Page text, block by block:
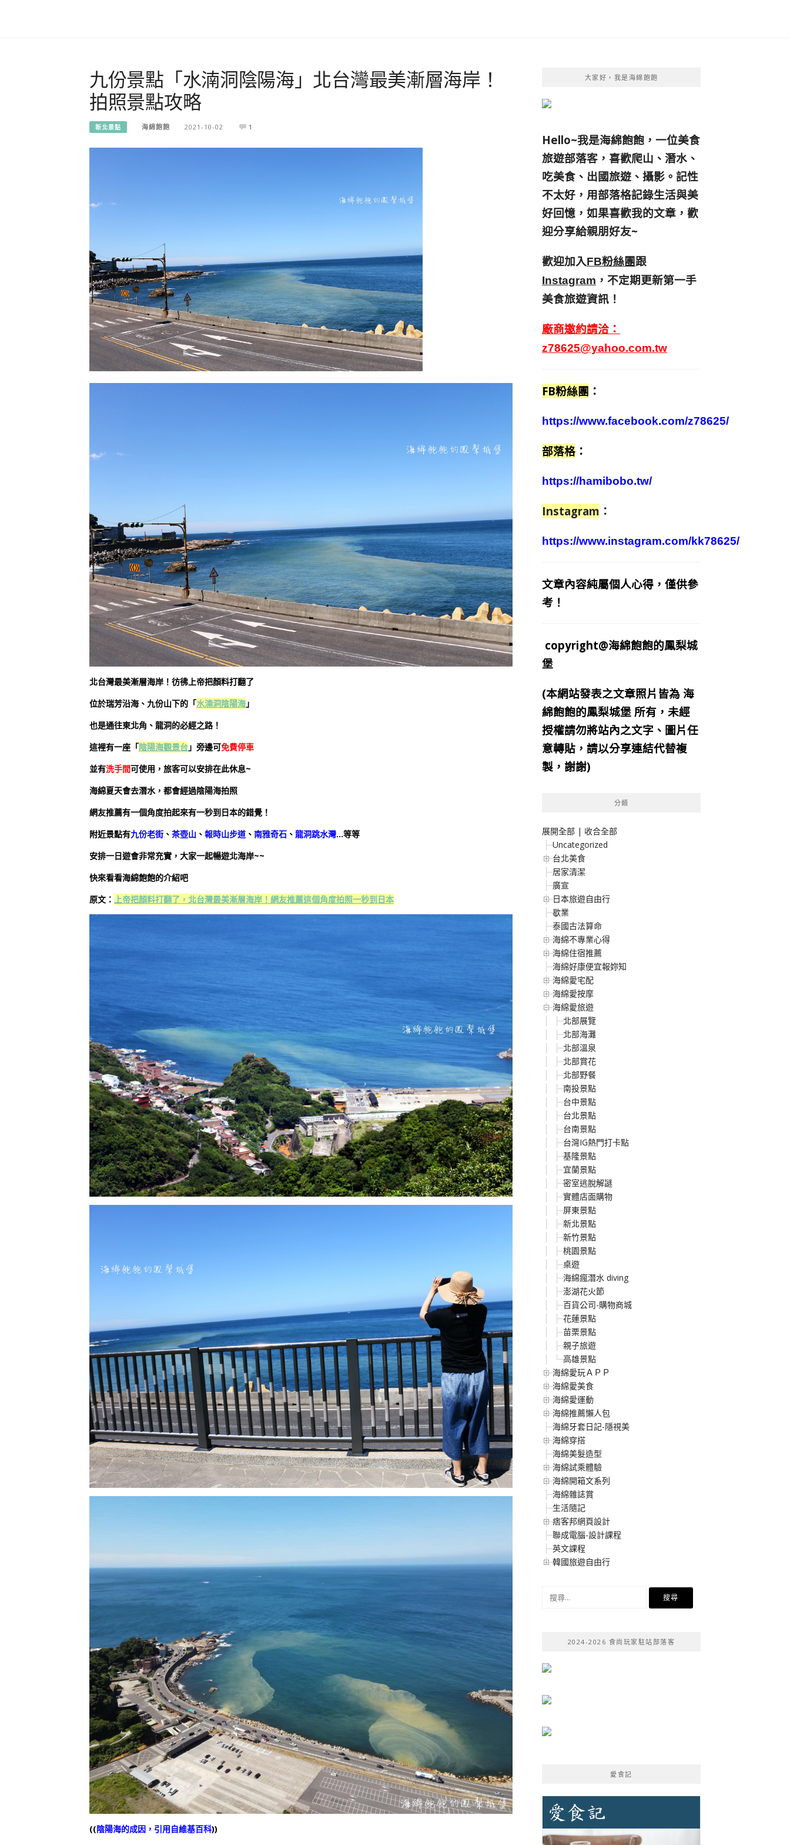
九份景點「水湳洞陰陽海」北台灣最美漸層海岸！
拍照景點攻略
新北景點 海綿飽飽 2021-10-02 1
北台灣最美漸層海岸！彷彿上帝把顏料打翻了
位於瑞芳沿海、九份山下的「水湳洞陰陽海」
也是通往東北角、龍洞的必經之路！
這裡有一座「陰陽海觀景台」旁邊可免費停車
並有洗手間可使用，旅客可以安排在此休息~
海綿夏天會去潛水，都會經過陰陽海拍照
網友推薦有一個角度拍起來有一秒到日本的錯覺！
附近景點有九份老街 、 茶壺山 、 報時山步道 、 南雅奇石 、 龍洞跳水灣…等等
安排一日遊會非常充實，大家一起暢遊北海岸~~
快來看看海綿飽飽的介紹吧
原文： 上帝把顏料打翻了，北台灣最美漸層海岸！網友推薦這個角度拍照一秒到日本
((陰陽海的成因，引用自維基百科))
大家好，我是海綿飽飽
Hello~我是海綿飽飽，一位美食
旅遊部落客， 喜歡爬山、潛水、
吃美食、出國旅遊、攝影。 記性
不太好，用部落格記錄生活與美
好回憶， 如果喜歡我的文章，歡
迎分享給親朋好友~
歡迎加入FB粉絲團跟
Instagram ，不定期更新第一手
美食旅遊資訊！
廠商邀約請洽：
z78625@yahoo.com.tw
FB粉絲團 ：
https://www.facebook.com/z78625/
部落格 ：
https://hamibobo.tw/
Instagram ：
https://www.instagram.com/kk78625/
文章內容純屬個人心得，僅供參
考！
copyright@海綿飽飽的鳳梨城
堡
(本網站發表之文章照片皆為 海
綿飽飽的鳳梨城堡 所有，未經
授權請勿將站內之文字、圖片任
意轉貼，請以分享連結代替複
製，謝謝)
分類
展開全部 | 收合全部
Uncategorized
台北美食
居家清潔
廣宣
日本旅遊自由行
歇業
泰國古法算命
海綿不專業心得
海綿住宿推薦
海綿好康便宜報妳知
海綿愛宅配
海綿愛按摩
海綿愛旅遊
北部展覽
北部海灘
北部溫泉
北部賞花
北部野餐
南投景點
台中景點
台北景點
台南景點
台灣IG熱門打卡點
基隆景點
宜蘭景點
密室逃脫解謎
實體店面購物
屏東景點
新北景點
新竹景點
桃園景點
桌遊
海綿瘋潛水 diving
澎湖花火節
百貨公司-購物商城
花蓮景點
苗栗景點
親子旅遊
高雄景點
海綿愛玩ＡＰＰ
海綿愛美食
海綿愛運動
海綿推薦懶人包
海綿牙套日記-隱視美
海綿穿搭
海綿美髮造型
海綿試乘體驗
海綿開箱文系列
海綿雜誌賞
生活隨記
痞客邦網頁設計
聯成電腦-設計課程
英文課程
韓國旅遊自由行
2024-2026 食尚玩家駐站部落客
愛食記